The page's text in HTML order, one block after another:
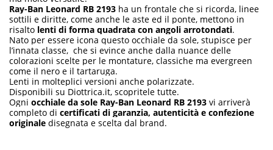
Ray-Ban Leonard RB 2193 ha un frontale che si ricorda, linee
sottili e diritte, come anche le aste ed il ponte, mettono in
risalto lenti di forma quadrata con angoli arrotondati.
Nato per essere icona questo occhiale da sole, stupisce per
l’innata classe, che si evince anche dalla nuance delle
colorazioni scelte per le montature, classiche ma evergreen
come il nero e il tartaruga.
Lenti in molteplici versioni anche polarizzate.
Disponibili su Diottrica.it, scopritele tutte.
Ogni occhiale da sole Ray-Ban Leonard RB 2193 vi arriverà
completo di certificati di garanzia, autenticità e confezione
originale disegnata e scelta dal brand.